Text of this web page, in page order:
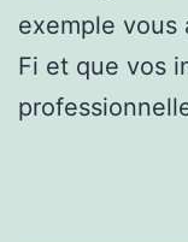
exemple vous
Fi et que vos